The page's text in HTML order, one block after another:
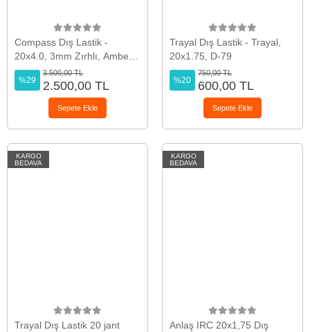
Compass Dış Lastik -
20x4.0, 3mm Zırhlı, Amber,
COMPASS W2117
%29
3.500,00 TL
2.500,00 TL
Sepete Ekle
Trayal Dış Lastik - Trayal,
20x1.75, D-79
%20
750,00 TL
600,00 TL
Sepete Ekle
KARGO
BEDAVA
Trayal Dış Lastik 20 jant
KARGO
BEDAVA
Anlaş IRC 20x1,75 Dış